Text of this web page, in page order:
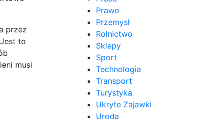
przez
to
musi
Prawo
Przemysł
Rolnictwo
Sklepy
Sport
Technologia
Transport
Turystyka
Ukryte Zajawki
Uroda